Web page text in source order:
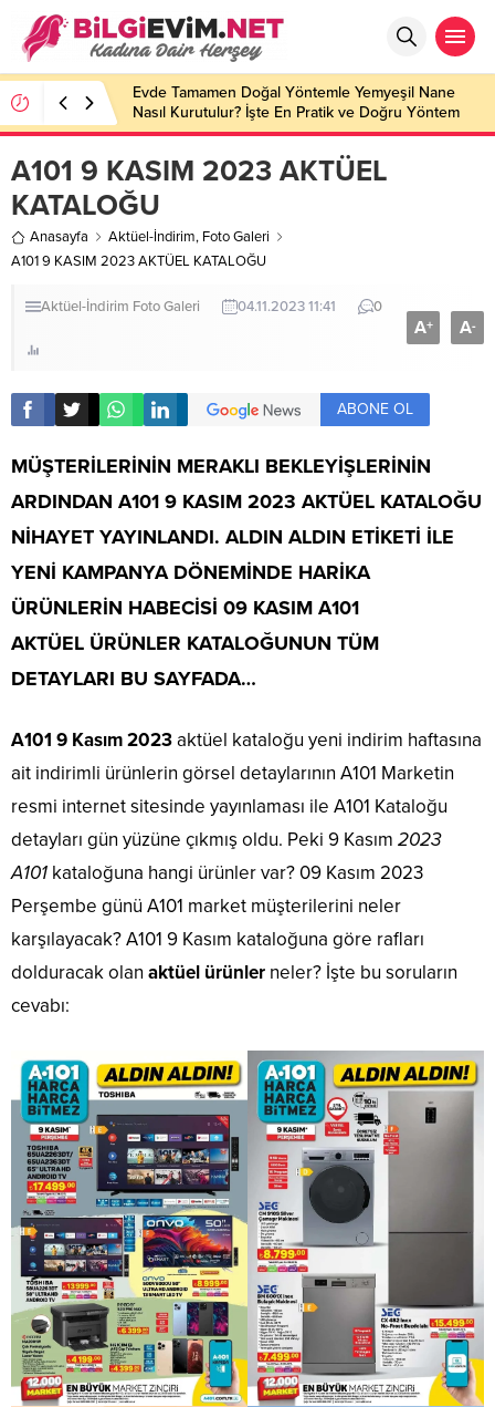
Evde Tamamen Doğal Yöntemle Yemyeşil Nane
Nasıl Kurutulur? İşte En Pratik ve Doğru Yöntem
A101 9 KASIM 2023 AKTÜEL
KATALOĞU
Anasayfa Aktüel-İndirim, Foto Galeri
A101 9 KASIM 2023 AKTÜEL KATALOĞU
Aktüel-İndirim Foto Galeri 04.11.2023 11:41 0
A+ A-
ABONE OL
MÜŞTERİLERİNİN MERAKLI BEKLEYİŞLERİNİN
ARDINDAN A101 9 KASIM 2023 AKTÜEL KATALOĞU
NİHAYET YAYINLANDI. ALDIN ALDIN ETİKETİ İLE
YENİ KAMPANYA DÖNEMİNDE HARİKA
ÜRÜNLERİN HABECİSİ 09 KASIM A101
AKTÜEL ÜRÜNLER KATALOĞUNUN TÜM
DETAYLARI BU SAYFADA…
A101 9 Kasım 2023aktüel kataloğu yeni indirim haftasına
ait indirimli ürünlerin görsel detaylarının A101 Marketin
resmi internet sitesinde yayınlaması ile A101 Kataloğu
detayları gün yüzüne çıkmış oldu. Peki 9 Kasım 2023
A101 kataloğuna hangi ürünler var? 09 Kasım 2023
Perşembe günü A101 market müşterilerini neler
karşılayacak? A101 9 Kasım kataloğuna göre rafları
dolduracak olan aktüel ürünler neler? İşte bu soruların
cevabı: